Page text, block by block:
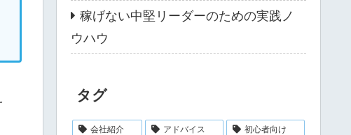
稼げない中堅リーダーのための実践ノ
ウハウ
タグ
会社紹介 アドバイス 初心者向け